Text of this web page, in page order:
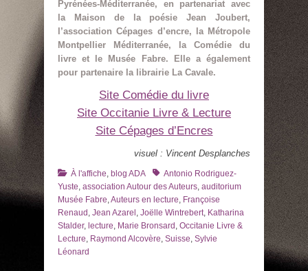
Pyrénées-Méditerranée, en partenariat avec
la Maison de la poésie Jean Joubert,
l’association Cépages d’encre, la Métropole
Montpellier Méditerranée, la Comédie du
livre et le Musée Fabre. Elle a également
pour partenaire la librairie La Cavale.
Site Comédie du livre
Site Occitanie Livre & Lecture
Site Cépages d’Encres
visuel : Vincent Desplanches
Catégories
À l'affiche, blog ADA TagsAntonio Rodriguez-
Yuste, association Autour des Auteurs, auditorium
Musée Fabre,Auteurs en lecture, Françoise
Renaud , Jean Azarel , Joëlle Wintrebert, Katharina
Stalder, lecture, Marie Bronsard , Occitanie Livre &
Lecture, Raymond Alcovère, Suisse, Sylvie
Léonard